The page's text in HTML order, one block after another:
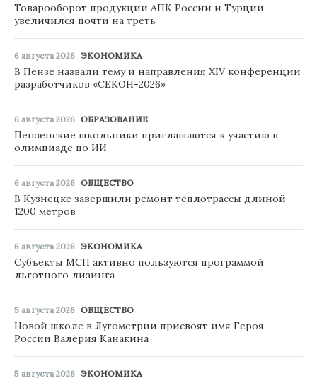
Товарооборот продукции АПК России и Турции
увеличился почти на треть
6 августа 2026 ЭКОНОМИКА
В Пензе назвали тему и направления XIV конференции
разработчиков «СЕКОН-2026»
6 августа 2026 ОБРАЗОВАНИЕ
Пензенские школьники приглашаются к участию в
олимпиаде по ИИ
6 августа 2026 ОБЩЕСТВО
В Кузнецке завершили ремонт теплотрассы длиной
1200 метров
6 августа 2026 ЭКОНОМИКА
Субъекты МСП активно пользуются программой
льготного лизинга
5 августа 2026 ОБЩЕСТВО
Новой школе в Лугометрии присвоят имя Героя
России Валерия Канакина
5 августа 2026 ЭКОНОМИКА